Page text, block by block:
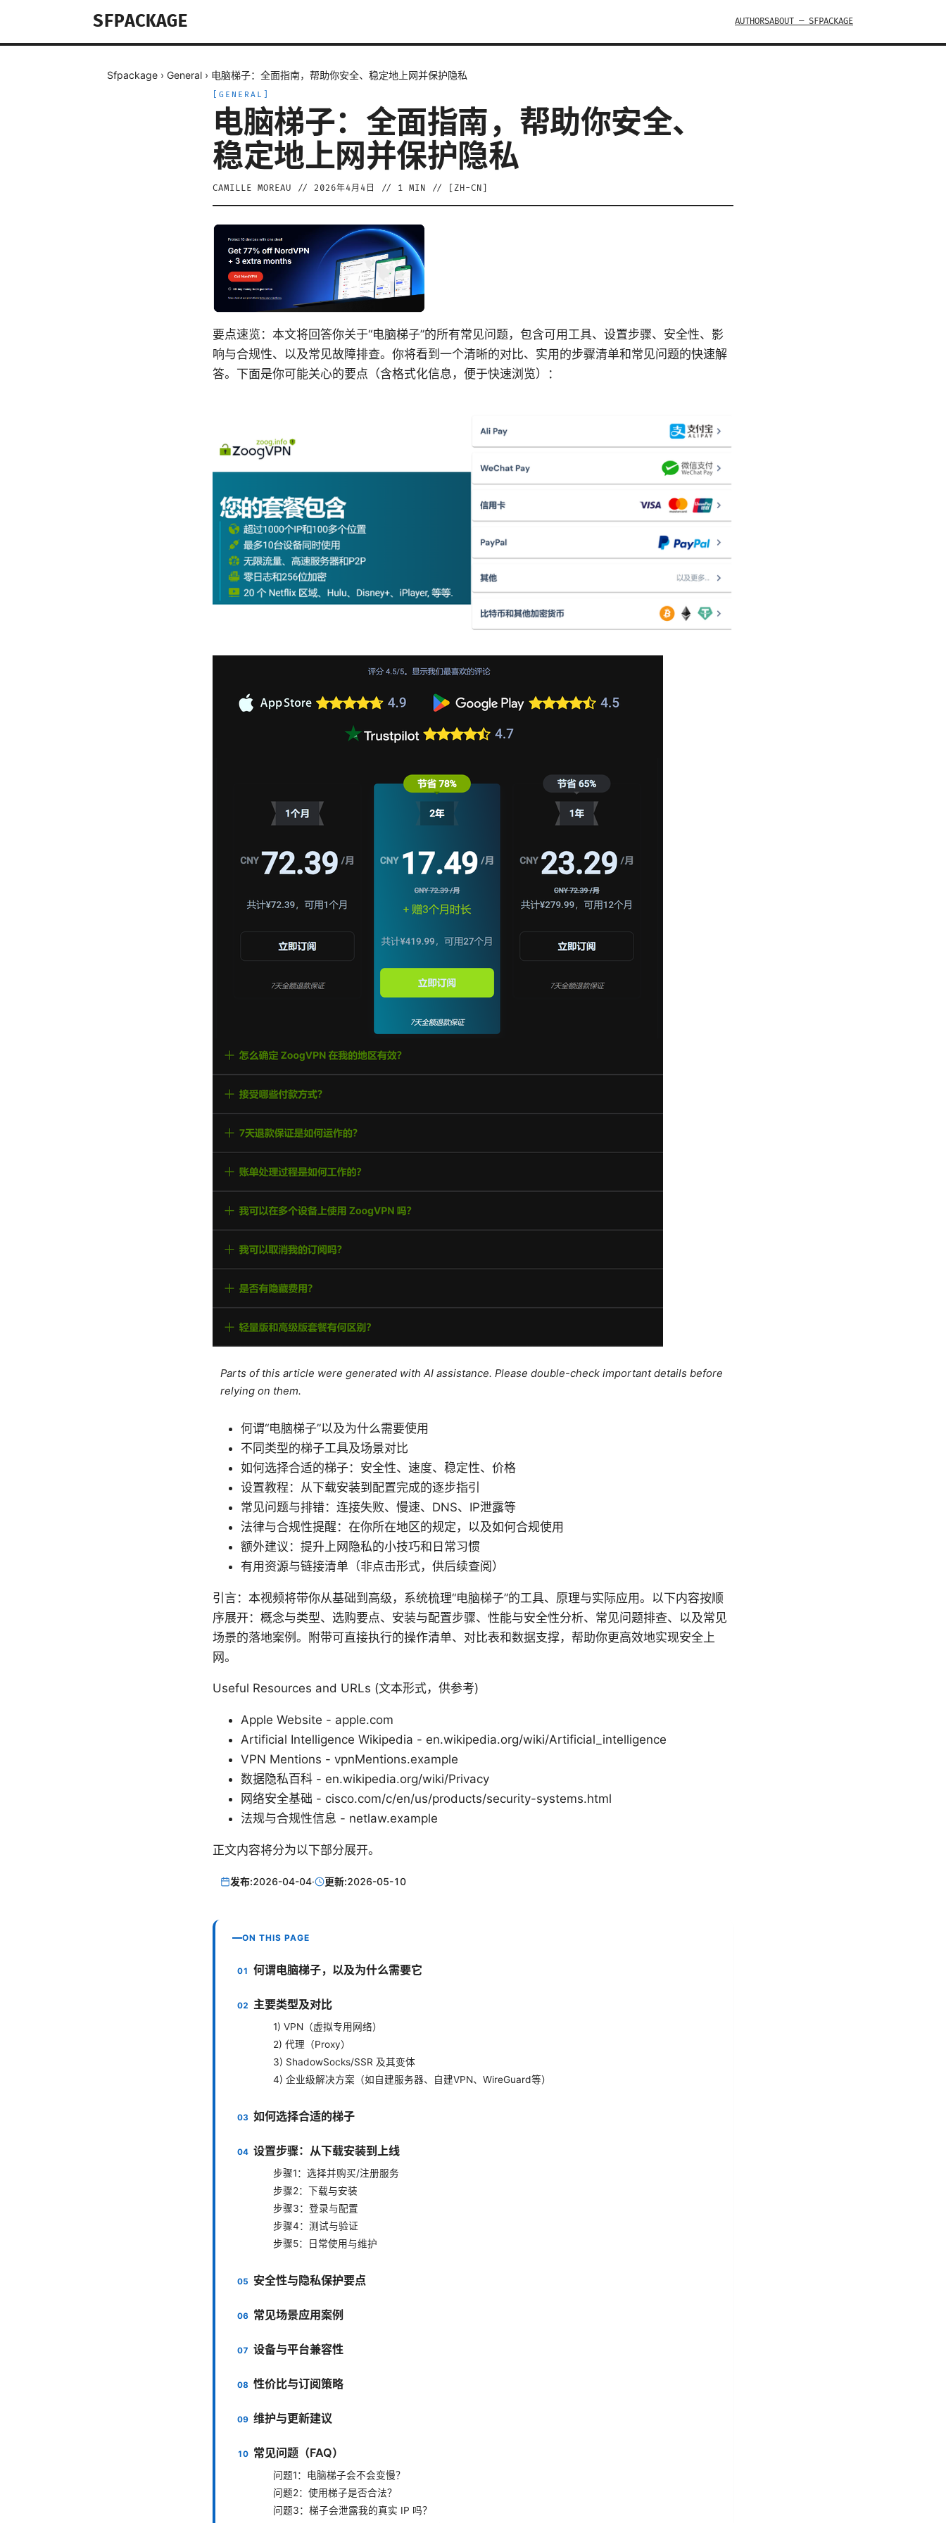
SFPACKAGE AUTHORSABOUT — SFPACKAGE
Sfpackage › General › 电脑梯子：全面指南，帮助你安全、稳定地上网并保护隐私
GENERAL
电脑梯子：全面指南，帮助你安全、
稳定地上网并保护隐私
CAMILLE MOREAU // 2026年4月4日 // 1 MIN // [ ZH-CN
要点速览：本文将回答你关于“电脑梯子”的所有常见问题，包含可用工具、设置步骤、安全性、影
响与合规性、以及常见故障排查。你将看到一个清晰的对比、实用的步骤清单和常见问题的快速解
答。下面是你可能关心的要点（含格式化信息，便于快速浏览）：
Parts of this article were generated with AI assistance. Please double-check important details before
relying on them.
何谓“电脑梯子”以及为什么需要使用
不同类型的梯子工具及场景对比
如何选择合适的梯子：安全性、速度、稳定性、价格
设置教程：从下载安装到配置完成的逐步指引
常见问题与排错：连接失败、慢速、DNS、IP泄露等
法律与合规性提醒：在你所在地区的规定，以及如何合规使用
额外建议：提升上网隐私的小技巧和日常习惯
有用资源与链接清单（非点击形式，供后续查阅）
引言：本视频将带你从基础到高级，系统梳理“电脑梯子”的工具、原理与实际应用。以下内容按顺
序展开：概念与类型、选购要点、安装与配置步骤、性能与安全性分析、常见问题排查、以及常见
场景的落地案例。附带可直接执行的操作清单、对比表和数据支撑，帮助你更高效地实现安全上
网。
Useful Resources and URLs (文本形式，供参考)
Apple Website - apple.com
Artificial Intelligence Wikipedia - en.wikipedia.org/wiki/Artificial_intelligence
VPN Mentions - vpnMentions.example
数据隐私百科 - en.wikipedia.org/wiki/Privacy
网络安全基础 - cisco.com/c/en/us/products/security-systems.html
法规与合规性信息 - netlaw.example
正文内容将分为以下部分展开。
发布:2026-04-04· 更新:2026-05-10
ON THIS PAGE
何谓电脑梯子，以及为什么需要它
主要类型及对比
1) VPN（虚拟专用网络）
2) 代理（Proxy）
3) ShadowSocks/SSR 及其变体
4) 企业级解决方案（如自建服务器、自建VPN、WireGuard等）
如何选择合适的梯子
设置步骤：从下载安装到上线
步骤1：选择并购买/注册服务
步骤2：下载与安装
步骤3：登录与配置
步骤4：测试与验证
步骤5：日常使用与维护
安全性与隐私保护要点
常见场景应用案例
设备与平台兼容性
性价比与订阅策略
维护与更新建议
常见问题（FAQ）
问题1：电脑梯子会不会变慢？
问题2：使用梯子是否合法？
问题3：梯子会泄露我的真实 IP 吗？